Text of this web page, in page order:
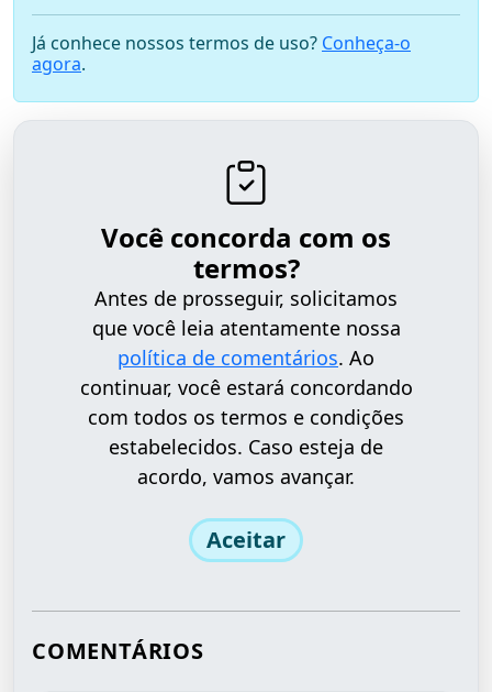
Já conhece nossos termos de uso? Conheça-o
agora.
Você concorda com os
termos?
Antes de prosseguir, solicitamos
que você leia atentamente nossa
política de comentários. Ao
continuar, você estará concordando
com todos os termos e condições
estabelecidos. Caso esteja de
acordo, vamos avançar.
Aceitar
COMENTÁRIOS